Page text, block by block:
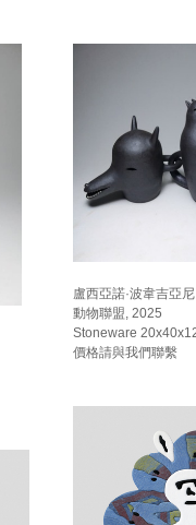
盧西亞諾·波韋吉亞
動物聯盟, 2025
Stoneware
價格請與我們聯繫